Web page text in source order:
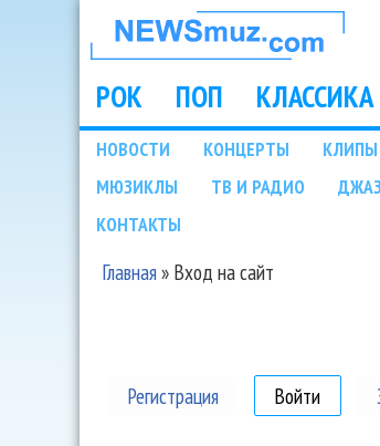
НОВОСТИ
МУЗЫКИ И
ШОУ БИЗНЕСА
NEWSMUZ.COM
Main menu
РОК ПОП КЛАССИКА
Подразделы
НОВОСТИ КОНЦЕРТЫ КЛИПЫ
МЮЗИКЛЫ
ТВ И РАДИО ДЖАЗ
КОНТАКТЫ
Вы здесь
Главная» Вход на сайт
Регистрация Войти